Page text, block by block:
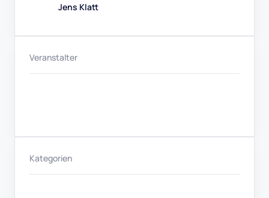
Jens Klatt
Veranstalter
Kategorien